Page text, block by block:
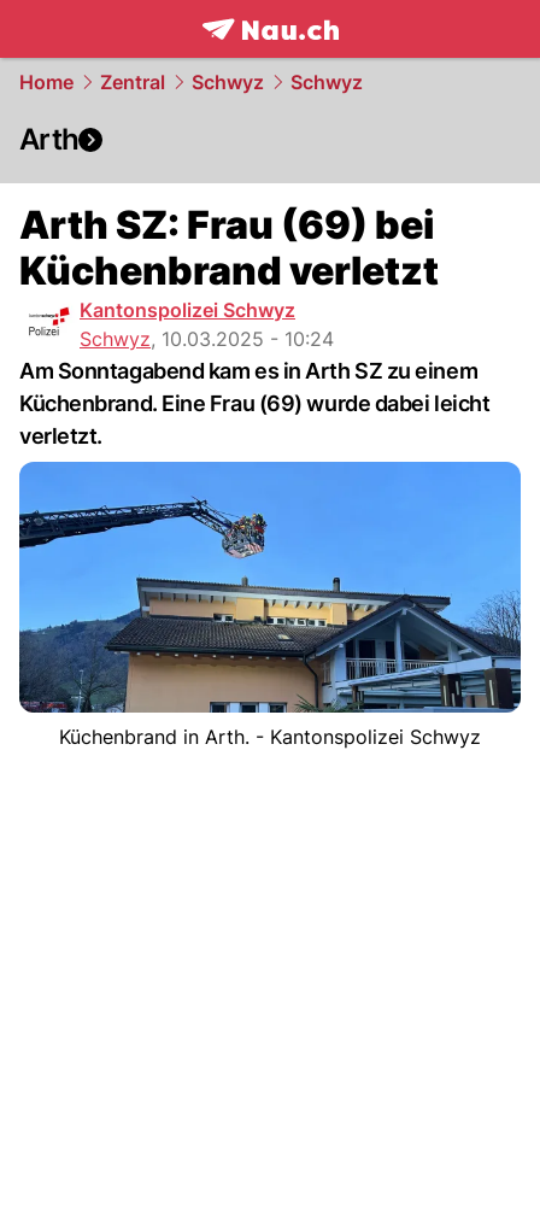
frontpage.NAU.ch
Home Zentral Schwyz Schwyz
Arth
Arth SZ: Frau (69) bei
Küchenbrand verletzt
Kantonspolizei Schwyz
Schwyz, 10.03.2025 - 10:24
Am Sonntagabend kam es in Arth SZ zu einem
Küchenbrand. Eine Frau (69) wurde dabei leicht
verletzt.
Küchenbrand in Arth. - Kantonspolizei Schwyz